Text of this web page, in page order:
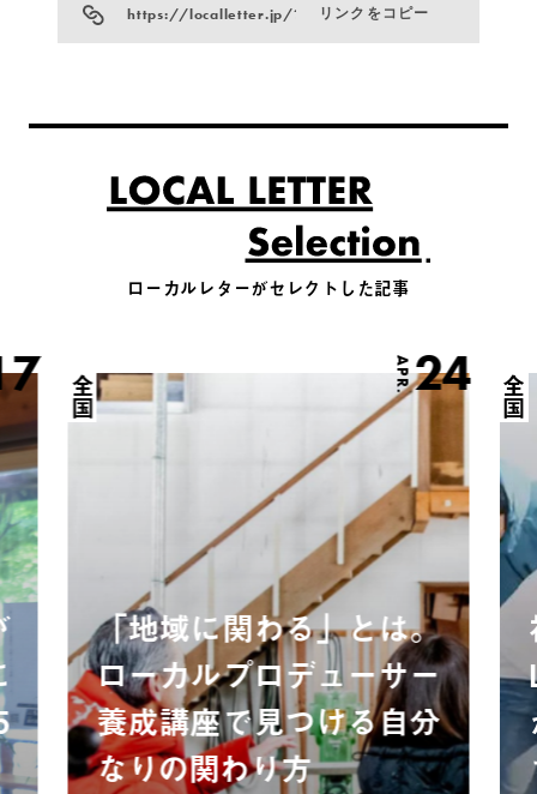
https://localletter.jp/?p=4841リンクをコピー
ローカルレターがセレクトした記事
APR.24
全国
「地域に関わる」とは。
ローカルプロデューサー
養成講座で見つける自分
なりの関わり方
全国